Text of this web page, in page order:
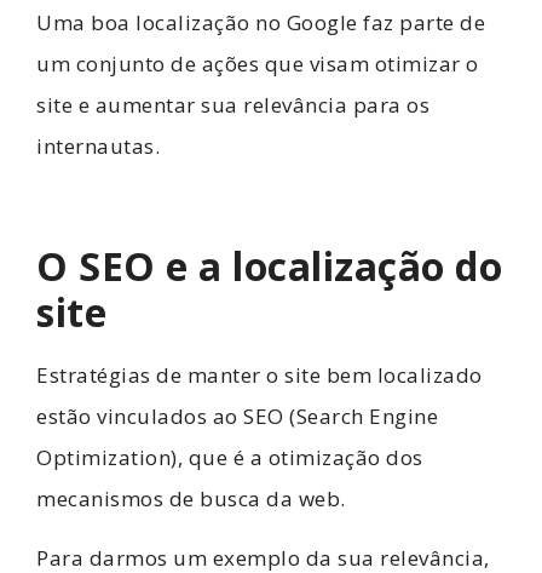
Uma boa localização no Google faz parte de
um conjunto de ações que visam otimizar o
site e aumentar sua relevância para os
internautas.
O SEO e a localização do
site
Estratégias de manter o site bem localizado
estão vinculados ao SEO (Search Engine
Optimization), que é a otimização dos
mecanismos de busca da web.
Para darmos um exemplo da sua relevância,